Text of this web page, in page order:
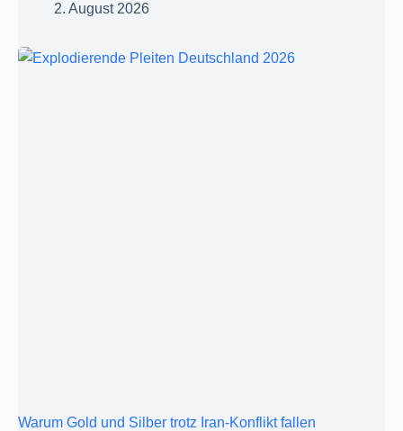
2. August 2026
Warum Gold und Silber trotz Iran-Konflikt fallen